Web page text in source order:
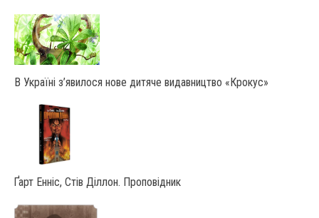
В Україні з’явилося нове дитяче видавництво «Крокус»
Ґарт Енніс, Стів Діллон. Проповідник